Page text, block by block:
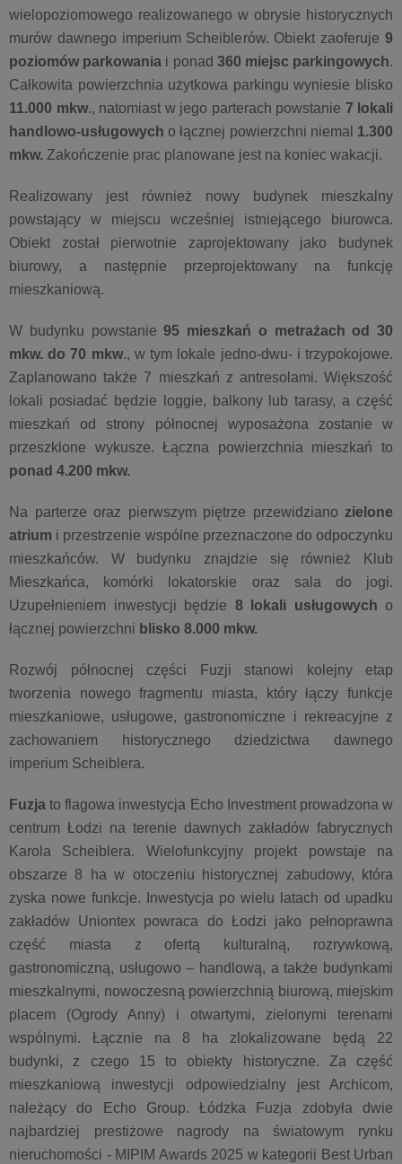
wielopoziomowego realizowanego w obrysie historycznych
murów dawnego imperium Scheiblerów. Obiekt zaoferuje 9
poziomów parkowania i ponad 360 miejsc parkingowych.
Całkowita powierzchnia użytkowa parkingu wyniesie blisko
11.000 mkw., natomiast w jego parterach powstanie 7 lokali
handlowo-usługowych o łącznej powierzchni niemal 1.300
mkw. Zakończenie prac planowane jest na koniec wakacji.
Realizowany jest również nowy budynek mieszkalny
powstający w miejscu wcześniej istniejącego biurowca.
Obiekt został pierwotnie zaprojektowany jako budynek
biurowy, a następnie przeprojektowany na funkcję
mieszkaniową.
W budynku powstanie95 mieszkań o metrażach od 30
mkw. do 70 mkw., w tym lokale jedno-dwu- i trzypokojowe.
Zaplanowano także 7 mieszkań z antresolami. Większość
lokali posiadać będzie loggie, balkony lub tarasy, a część
mieszkań od strony północnej wyposażona zostanie w
przeszklone wykusze. Łączna powierzchnia mieszkań to
ponad 4.200 mkw.
Na parterze oraz pierwszym piętrze przewidziano zielone
atrium i przestrzenie wspólne przeznaczone do odpoczynku
mieszkańców. W budynku znajdzie się również Klub
Mieszkańca, komórki lokatorskie oraz sala do jogi.
Uzupełnieniem inwestycji będzie 8 lokali usługowych o
łącznej powierzchni blisko 8.000 mkw.
Rozwój północnej części Fuzji stanowi kolejny etap
tworzenia nowego fragmentu miasta, który łączy funkcje
mieszkaniowe, usługowe, gastronomiczne i rekreacyjne z
zachowaniem historycznego dziedzictwa dawnego
imperium Scheiblera.
Fuzja to flagowa inwestycja Echo Investment prowadzona w
centrum Łodzi na terenie dawnych zakładów fabrycznych
Karola Scheiblera. Wielofunkcyjny projekt powstaje na
obszarze 8 ha w otoczeniu historycznej zabudowy, która
zyska nowe funkcje. Inwestycja po wielu latach od upadku
zakładów Uniontex powraca do Łodzi jako pełnoprawna
część miasta z ofertą kulturalną, rozrywkową,
gastronomiczną, usługowo – handlową, a także budynkami
mieszkalnymi, nowoczesną powierzchnią biurową, miejskim
placem (Ogrody Anny) i otwartymi, zielonymi terenami
wspólnymi. Łącznie na 8 ha zlokalizowane będą 22
budynki, z czego 15 to obiekty historyczne. Za część
mieszkaniową inwestycji odpowiedzialny jest Archicom,
należący do Echo Group. Łódzka Fuzja zdobyła dwie
najbardziej prestiżowe nagrody na światowym rynku
nieruchomości - MIPIM Awards 2025 w kategorii Best Urban